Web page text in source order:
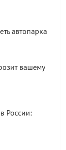
автопарка
вашему
России: